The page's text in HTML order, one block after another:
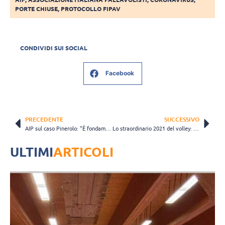
PORTE CHIUSE, PROTOCOLLO FIPAV
CONDIVIDI SUI SOCIAL
Facebook
PRECEDENTE SUCCESSIVO
ULTIMIARTICOLI